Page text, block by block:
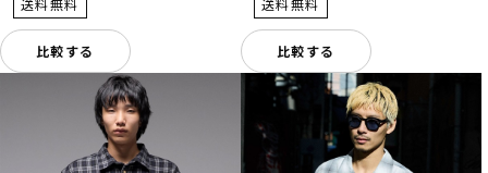
比較する 比較する